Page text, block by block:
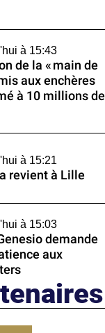
à 15:43
de la « main de
aux enchères
à 10 millions de
à 15:21
revient à Lille
à 15:03
demande
aux